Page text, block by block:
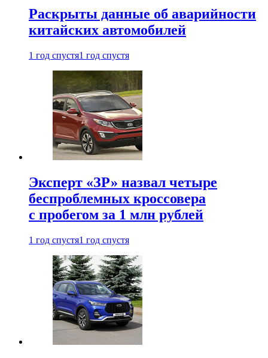
Раскрыты данные об аварийности
китайских автомобилей
1 год спустя1 год спустя
Эксперт «ЗР» назвал четыре
беспроблемных кроссовера
с пробегом за 1 млн рублей
1 год спустя1 год спустя